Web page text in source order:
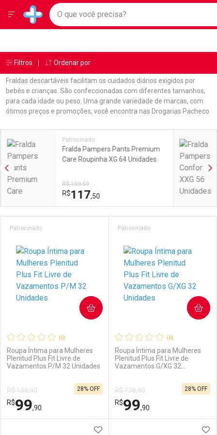
Drogarias Pacheco
Baixe nosso APP e aproveite Ofertas Exclusivas!
Ir direto para a home
pela página
Ir direto para o conteúdo
Ir direto para a busca
Ir direto para a ajuda
Ir direto para a notificações
Ir direto para o carrinho
Ir direto para o menu
Faça a sua busca
O que você precisa?
Menu
Breadcrumb
Drogarias Pacheco Fraldas
Fraldas descartáveis facilitam os cuidados diários exigidos por
bebês e crianças. São confeccionadas com diferentes tamanhos,
para cada idade ou peso. Uma grande variedade de marcas, com
ótimos preços e promoções, você encontra nas Drogarias Pacheco.
Linkagens Internas em Destaque
Promoções em Destaque
Imagem Anterior
Patrocinado
Fralda Pampers Pants Premium
Care Roupinha XG 64 Unidades
R$ 159,59
R$117,50
Prateleira
(0)
Roupa Íntima para Mulheres
Plenitud Plus Fit Livre de
Vazamentos P/M 32 Unidades
Patrocinado
R$ 138,90
R$99,90
28% OFF
COMPRAR
(0)
Roupa Íntima para Mulheres
Plenitud Plus Fit Livre de
Vazamentos G/XG 32
Patrocinado
R$ 138,90
R$99,90
28% OFF
COMPRAR
ADICIONAR AOS FAVORITOS
Âncoras
Filtros Ordenar por